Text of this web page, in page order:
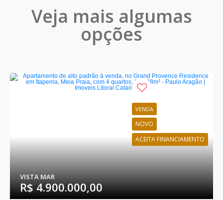
Veja mais algumas
opções
VENDA
NOVO
ACEITA FINANCIAMENTO
VISTA MAR
R$ 4.900.000,00